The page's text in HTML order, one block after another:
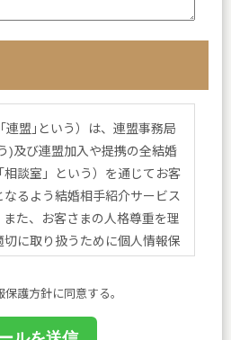
連盟｣という）は、連盟事務局
)及び連盟加入や提携の全結婚
談室」という）を通じてお客
るよう結婚相手紹介サービス
た、お客さまの人格尊重を理
に取り扱うために個人情報保
遵守し、皆さまに安心と喜びを
保護方針に同意する。